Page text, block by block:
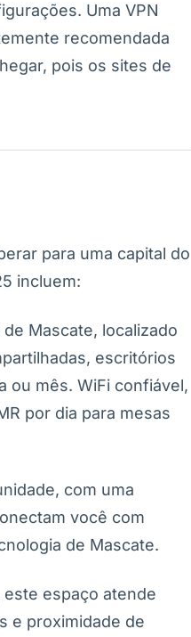
Uma VPN
recomendada
pois os sites de
para uma capital do
incluem:
Mascate, localizado
escritórios
ou mês. WiFi confiável,
por dia para mesas
com uma
você com
de Mascate.
este espaço atende
e proximidade de